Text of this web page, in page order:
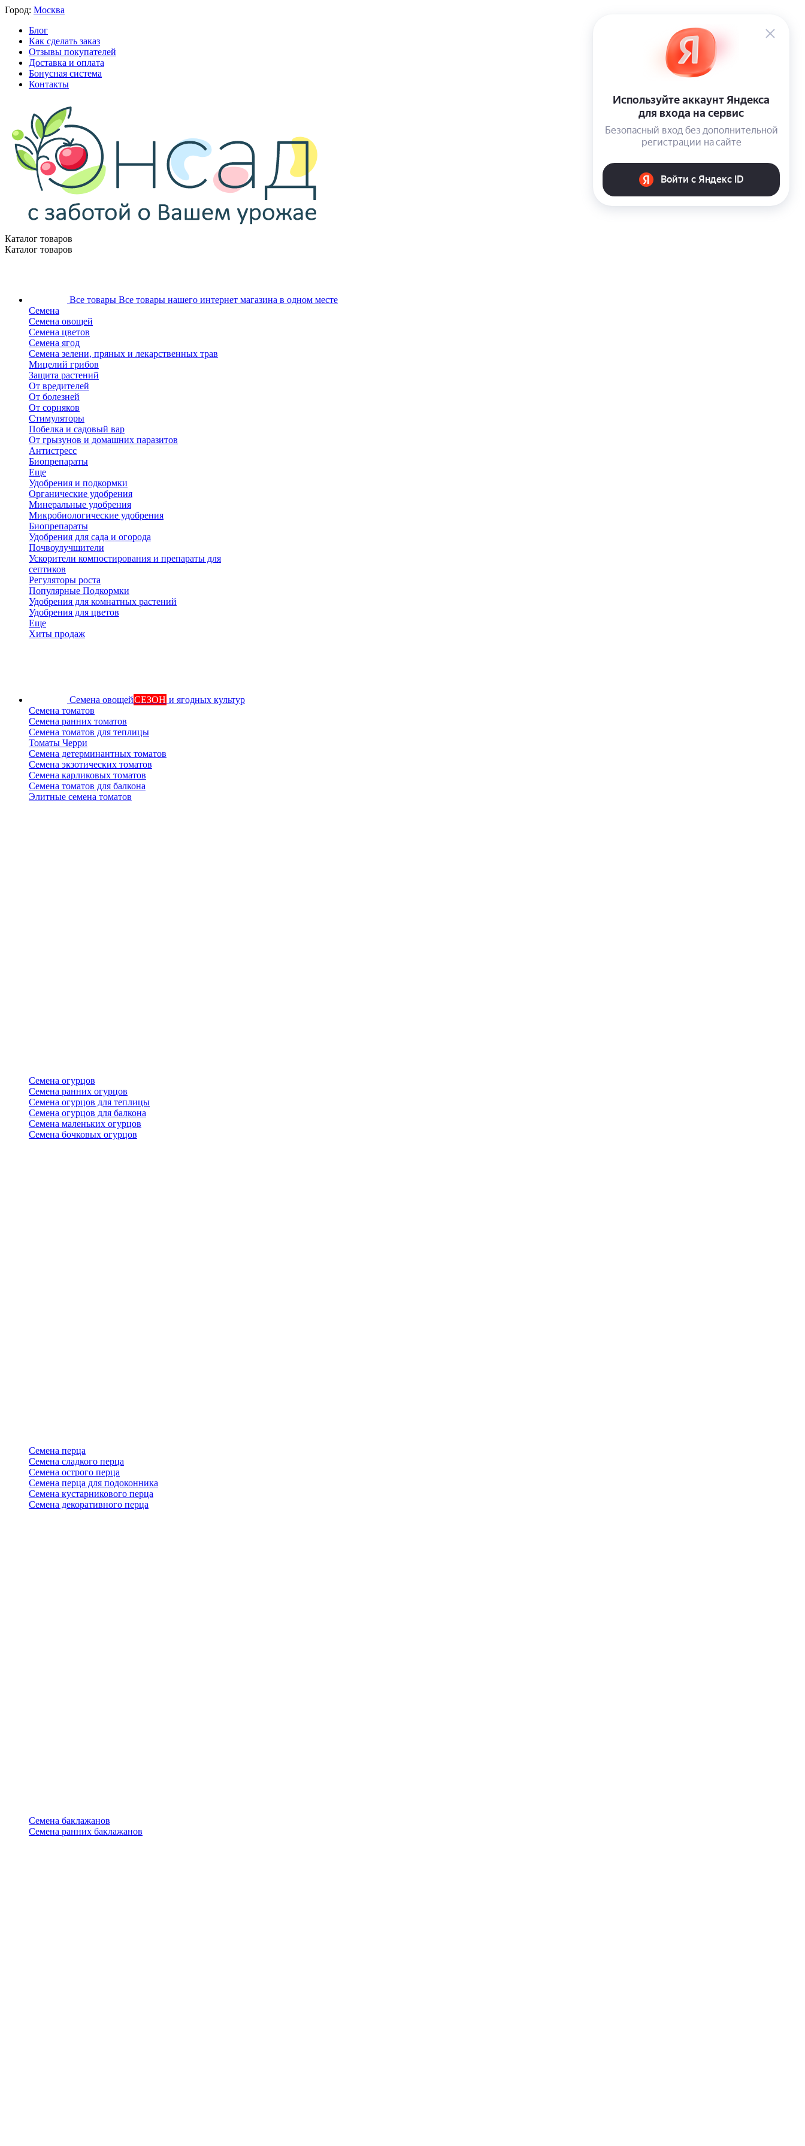
Город: Москва
Блог
Как сделать заказ
Отзывы покупателей
Доставка и оплата
Бонусная система
Контакты
Каталог товаров
Каталог товаров
Все товары Все товары нашего интернет магазина в одном месте
Семена
Семена овощей
Семена цветов
Семена ягод
Семена зелени, пряных и лекарственных трав
Мицелий грибов
Защита растений
От вредителей
От болезней
От сорняков
Стимуляторы
Побелка и садовый вар
От грызунов и домашних паразитов
Антистресс
Биопрепараты
Еще
Удобрения и подкормки
Органические удобрения
Минеральные удобрения
Микробиологические удобрения
Биопрепараты
Удобрения для сада и огорода
Почвоулучшители
Ускорители компостирования и препараты для
септиков
Регуляторы роста
Популярные Подкормки
Удобрения для комнатных растений
Удобрения для цветов
Еще
Хиты продаж
Семена овощейСЕЗОН и ягодных культур
Семена томатов
Семена ранних томатов
Семена томатов для теплицы
Томаты Черри
Семена детерминантных томатов
Семена экзотических томатов
Семена карликовых томатов
Семена томатов для балкона
Элитные семена томатов
Семена огурцов
Семена ранних огурцов
Семена огурцов для теплицы
Семена огурцов для балкона
Семена маленьких огурцов
Семена бочковых огурцов
Семена перца
Семена сладкого перца
Семена острого перца
Семена перца для подоконника
Семена кустарникового перца
Семена декоративного перца
Семена баклажанов
Семена ранних баклажанов